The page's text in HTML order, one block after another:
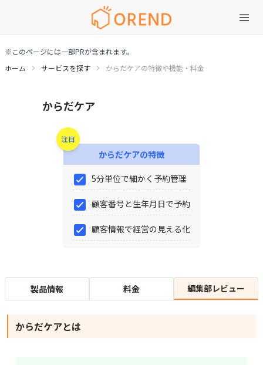
※このページには一部PRが含まれます。
ホーム
サービスを探す からだケアの特徴や機能・料金
からだケア
注目
からだケアの特徴
5分単位で細かく予約管理
顧客番号と生年月日で予約
顧客情報で経営の見える化
製品情報 料金 編集部レビュー
からだケアとは